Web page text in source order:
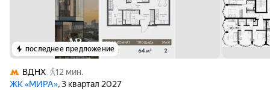
последнее предложение
ВДНХ
12 мин.
ЖК «МИРА», 3 квартал 2027